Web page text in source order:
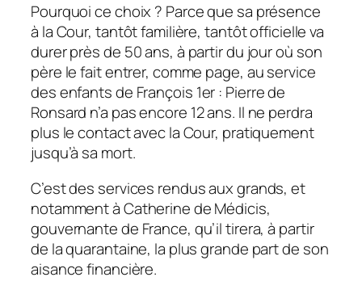
Pourquoi ce choix ? Parce que sa présence
à la Cour, tantôt familière, tantôt officielle va
durer près de 50 ans, à partir du jour où son
père le fait entrer, comme page, au service
des enfants de François 1er : Pierre de
Ronsard n’a pas encore 12 ans. Il ne perdra
plus le contact avec la Cour, pratiquement
jusqu’à sa mort.
C’est des services rendus aux grands, et
notamment à Catherine de Médicis,
gouvernante de France, qu’il tirera, à partir
de la quarantaine, la plus grande part de son
aisance financière.